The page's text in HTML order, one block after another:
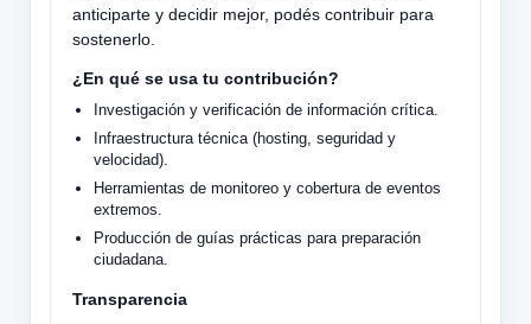
anticiparte y decidir mejor, podés contribuir para
sostenerlo.
¿En qué se usa tu contribución?
Investigación y verificación de información crítica.
Infraestructura técnica (hosting, seguridad y
velocidad).
Herramientas de monitoreo y cobertura de eventos
extremos.
Producción de guías prácticas para preparación
ciudadana.
Transparencia